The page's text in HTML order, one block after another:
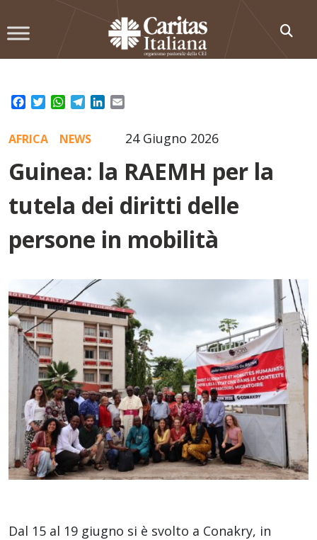
to
Facebook
TwitterWhatsApp
TelegramLinkedIn
24 Giugno 2026
AFRICA NEWS
Guinea: la RAEMH per la
tutela dei diritti delle
persone in mobilità
Dal 15 al 19 giugno si è svolto a Conakry, in